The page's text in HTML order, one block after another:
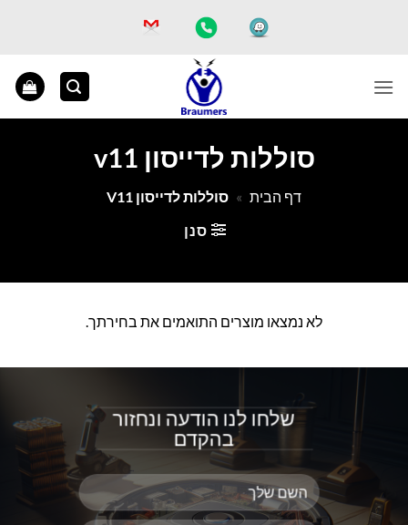
סוללות לדייסון v11
דף הבית » סוללות לדייסון V11
סנן
לא נמצאו מוצרים התואמים את בחירתך.
שלחו לנו הודעה ונחזור
בהקדם